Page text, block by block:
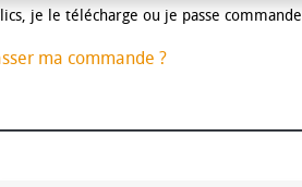
je le télécharge ou je passe commande
ma commande ?